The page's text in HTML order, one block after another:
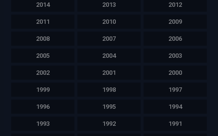
2014 2013 2012
2011 2010 2009
2008 2007 2006
2005 2004 2003
2002 2001 2000
1999 1998 1997
1996 1995 1994
1993 1992 1991